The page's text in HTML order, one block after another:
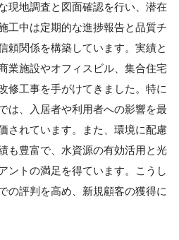
現地調査と図面確認を行い、潜在
工中は定期的な進捗報告と品質チ
頼関係を構築しています。実績と
業施設やオフィスビル、集合住宅
修工事を手がけてきました。特に
は、入居者や利用者への影響を最
されています。また、環境に配慮
も豊富で、水資源の有効活用と光
ントの満足を得ています。こうし
の評判を高め、新規顧客の獲得に